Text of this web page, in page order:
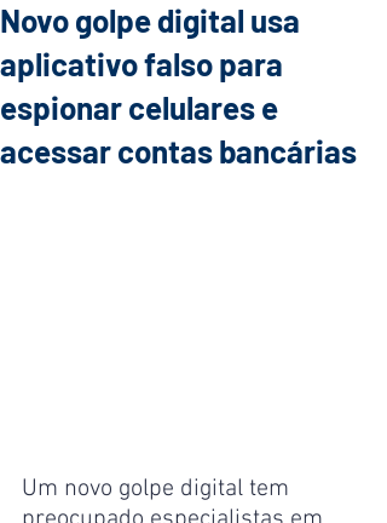
Novo golpe digital usa
aplicativo falso para
espionar celulares e
acessar contas bancárias
Um novo golpe digital tem